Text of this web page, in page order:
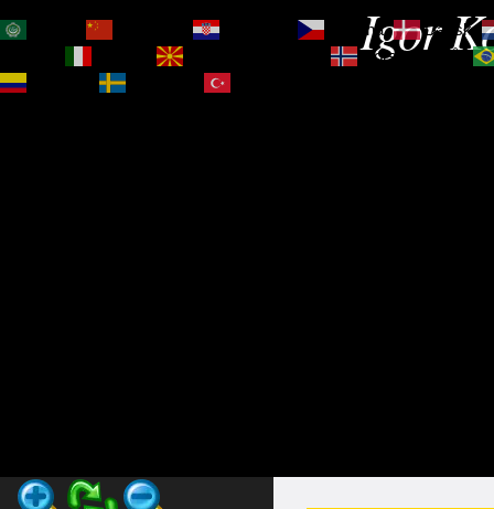
Igor
Čeština‎
Dansk
Norsk bokmål